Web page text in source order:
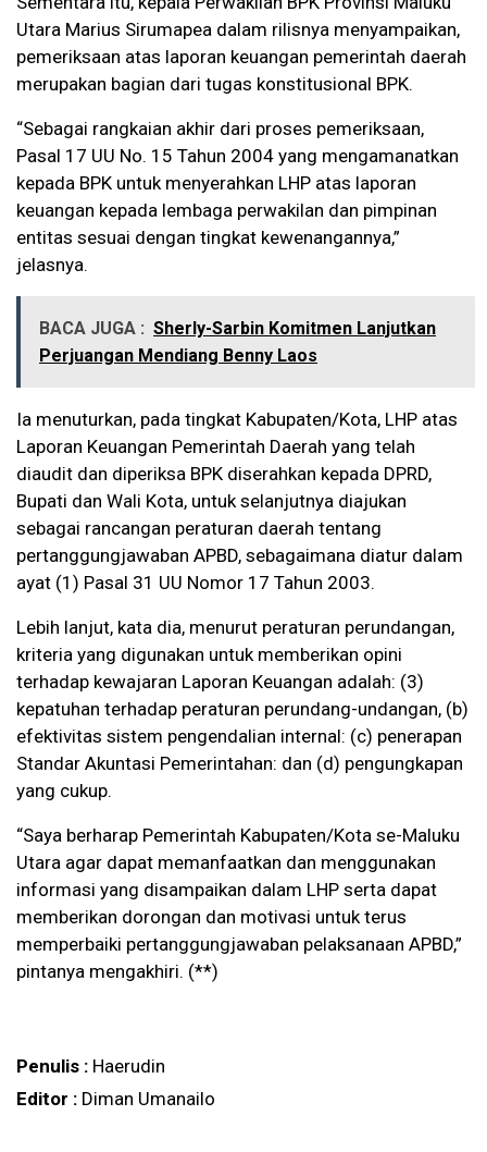
Utara Marius Sirumapea dalam rilisnya menyampaikan,
pemeriksaan atas laporan keuangan pemerintah daerah
merupakan bagian dari tugas konstitusional BPK.
“Sebagai rangkaian akhir dari proses pemeriksaan,
Pasal 17 UU No. 15 Tahun 2004 yang mengamanatkan
kepada BPK untuk menyerahkan LHP atas laporan
keuangan kepada lembaga perwakilan dan pimpinan
entitas sesuai dengan tingkat kewenangannya,”
jelasnya.
BACA JUGA : Sherly-Sarbin Komitmen Lanjutkan
Perjuangan Mendiang Benny Laos
Ia menuturkan, pada tingkat Kabupaten/Kota, LHP atas
Laporan Keuangan Pemerintah Daerah yang telah
diaudit dan diperiksa BPK diserahkan kepada DPRD,
Bupati dan Wali Kota, untuk selanjutnya diajukan
sebagai rancangan peraturan daerah tentang
pertanggungjawaban APBD, sebagaimana diatur dalam
ayat (1) Pasal 31 UU Nomor 17 Tahun 2003.
Lebih lanjut, kata dia, menurut peraturan perundangan,
kriteria yang digunakan untuk memberikan opini
terhadap kewajaran Laporan Keuangan adalah: (3)
kepatuhan terhadap peraturan perundang-undangan, (b)
efektivitas sistem pengendalian internal: (c) penerapan
Standar Akuntasi Pemerintahan: dan (d) pengungkapan
yang cukup.
“Saya berharap Pemerintah Kabupaten/Kota se-Maluku
Utara agar dapat memanfaatkan dan menggunakan
informasi yang disampaikan dalam LHP serta dapat
memberikan dorongan dan motivasi untuk terus
memperbaiki pertanggungjawaban pelaksanaan APBD,”
pintanya mengakhiri. (**)
Penulis : Haerudin
Editor : Diman Umanailo